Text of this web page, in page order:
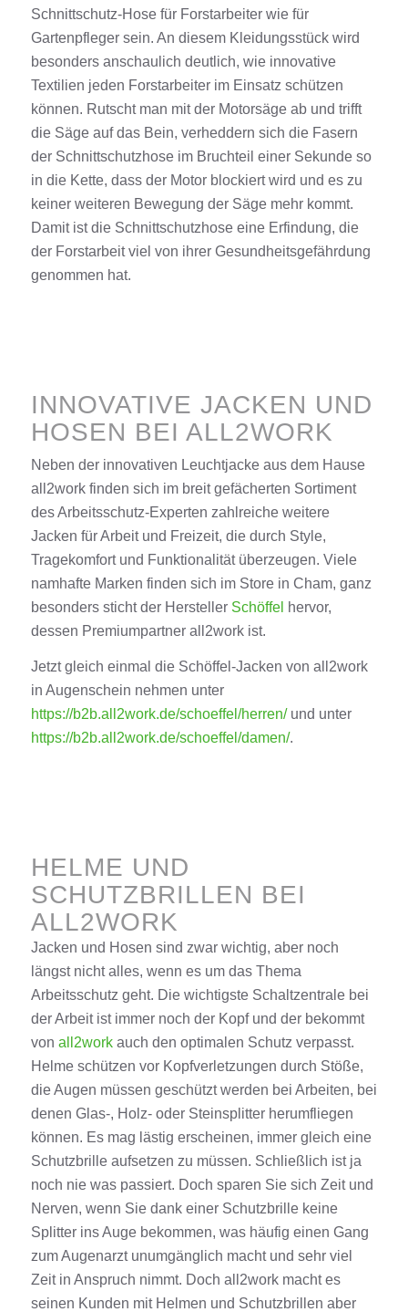
Schnittschutz-Hose für Forstarbeiter wie für
Gartenpfleger sein. An diesem Kleidungsstück wird
besonders anschaulich deutlich, wie innovative
Textilien jeden Forstarbeiter im Einsatz schützen
können. Rutscht man mit der Motorsäge ab und trifft
die Säge auf das Bein, verheddern sich die Fasern
der Schnittschutzhose im Bruchteil einer Sekunde so
in die Kette, dass der Motor blockiert wird und es zu
keiner weiteren Bewegung der Säge mehr kommt.
Damit ist die Schnittschutzhose eine Erfindung, die
der Forstarbeit viel von ihrer Gesundheitsgefährdung
genommen hat.
INNOVATIVE JACKEN UND
HOSEN BEI ALL2WORK
Neben der innovativen Leuchtjacke aus dem Hause
all2work finden sich im breit gefächerten Sortiment
des Arbeitsschutz-Experten zahlreiche weitere
Jacken für Arbeit und Freizeit, die durch Style,
Tragekomfort und Funktionalität überzeugen. Viele
namhafte Marken finden sich im Store in Cham, ganz
besonders sticht der Hersteller Schöffel hervor,
dessen Premiumpartner all2work ist.
Jetzt gleich einmal die Schöffel-Jacken von all2work
in Augenschein nehmen unter
https://b2b.all2work.de/schoeffel/herren/und unter
https://b2b.all2work.de/schoeffel/damen/.
HELME UND
SCHUTZBRILLEN BEI
ALL2WORK
Jacken und Hosen sind zwar wichtig, aber noch
längst nicht alles, wenn es um das Thema
Arbeitsschutz geht. Die wichtigste Schaltzentrale bei
der Arbeit ist immer noch der Kopf und der bekommt
von all2workauch den optimalen Schutz verpasst.
Helme schützen vor Kopfverletzungen durch Stöße,
die Augen müssen geschützt werden bei Arbeiten, bei
denen Glas-, Holz- oder Steinsplitter herumfliegen
können. Es mag lästig erscheinen, immer gleich eine
Schutzbrille aufsetzen zu müssen. Schließlich ist ja
noch nie was passiert. Doch sparen Sie sich Zeit und
Nerven, wenn Sie dank einer Schutzbrille keine
Splitter ins Auge bekommen, was häufig einen Gang
zum Augenarzt unumgänglich macht und sehr viel
Zeit in Anspruch nimmt. Doch all2work macht es
seinen Kunden mit Helmen und Schutzbrillen aber